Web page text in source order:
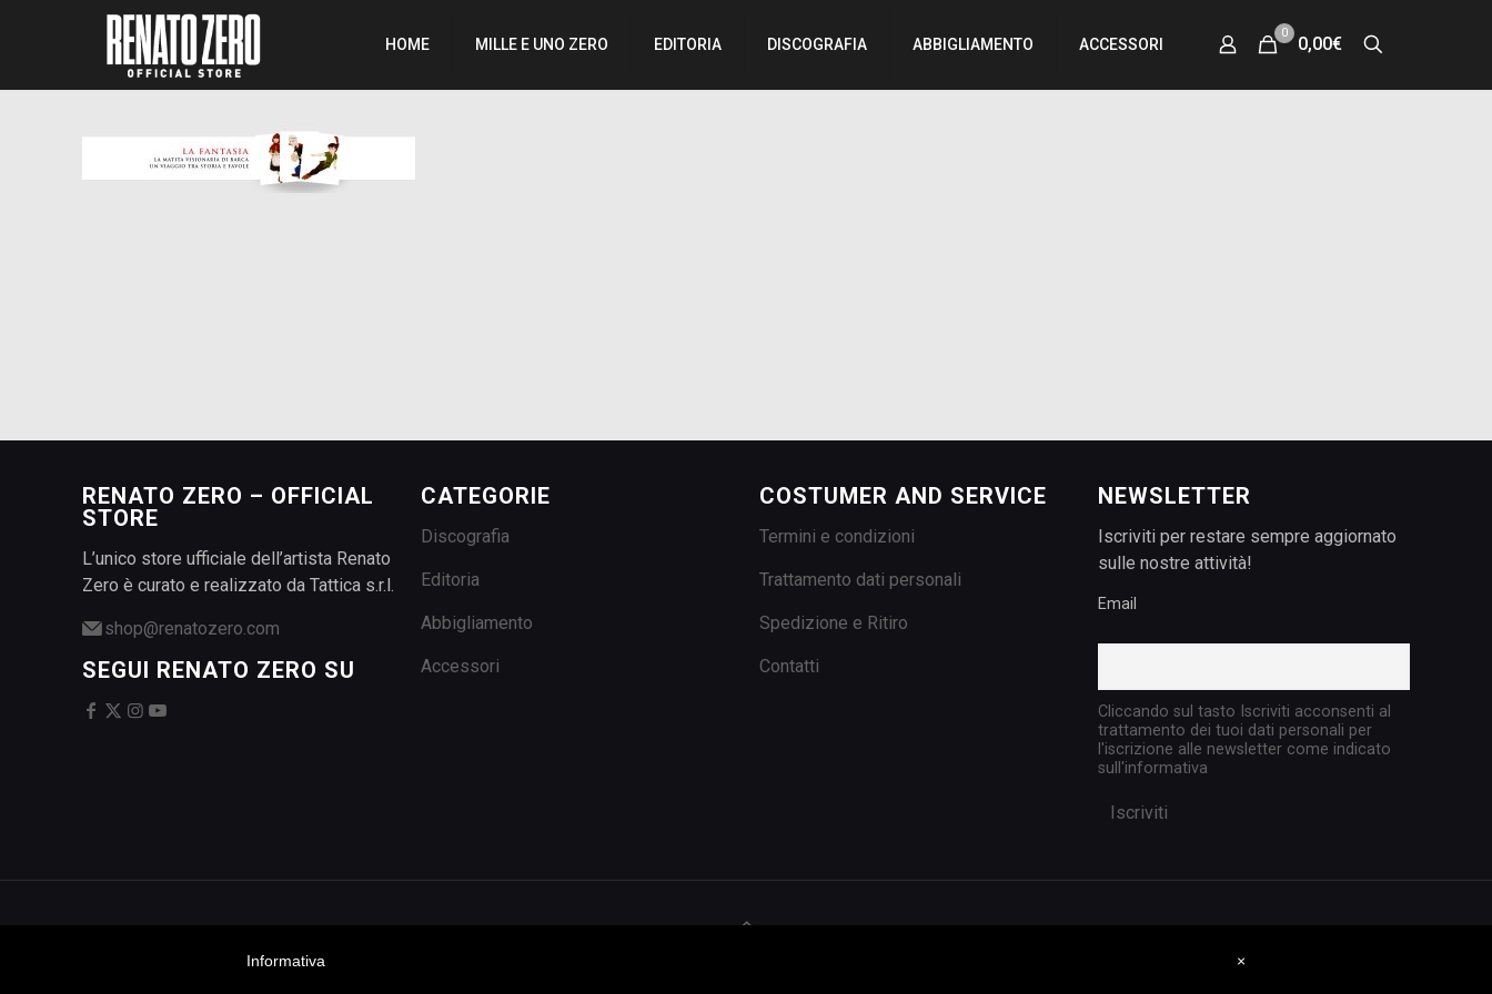
HOME MILLE E UNO ZERO EDITORIA DISCOGRAFIA ABBIGLIAMENTO ACCESSORI
0
0,00€
RENATO ZERO – OFFICIAL
STORE
L’unico store ufficiale dell’artista Renato
Zero è curato e realizzato da Tattica s.r.l.
shop@renatozero.com
SEGUI RENATO ZERO SU
CATEGORIE
Discografia
Editoria
Abbigliamento
Accessori
COSTUMER AND SERVICE
Termini e condizioni
Trattamento dati personali
Spedizione e Ritiro
Contatti
NEWSLETTER
Iscriviti per restare sempre aggiornato
sulle nostre attività!
Email
Cliccando sul tasto Iscriviti acconsenti al
trattamento dei tuoi dati personali per
l'iscrizione alle newsletter come indicato
sull'informativa
×
Informativa